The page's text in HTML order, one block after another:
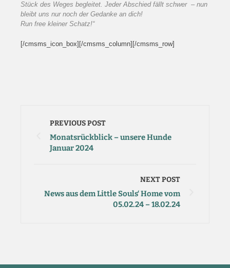
Stück des Weges begleitet. Jeder Abschied fällt schwer – nun
bleibt uns nur noch der Gedanke an dich!
Run free kleiner Schatz!“
[/cmsms_icon_box][/cmsms_column][/cmsms_row]
PREVIOUS POST
Monatsrückblick – unsere Hunde
Januar 2024
NEXT POST
News aus dem Little Souls‘ Home vom
05.02.24 – 18.02.24